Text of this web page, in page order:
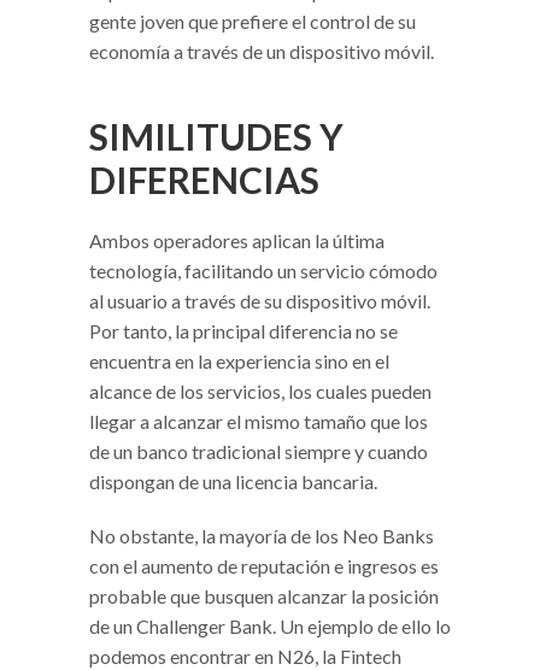
gente joven que prefiere el control de su
economía a través de un dispositivo móvil.
SIMILITUDES Y
DIFERENCIAS
Ambos operadores aplican la última
tecnología, facilitando un servicio cómodo
al usuario a través de su dispositivo móvil.
Por tanto, la principal diferencia no se
encuentra en la experiencia sino en el
alcance de los servicios, los cuales pueden
llegar a alcanzar el mismo tamaño que los
de un banco tradicional siempre y cuando
dispongan de una licencia bancaria.
No obstante, la mayoría de los Neo Banks
con el aumento de reputación e ingresos es
probable que busquen alcanzar la posición
de un Challenger Bank. Un ejemplo de ello lo
podemos encontrar en N26, la Fintech